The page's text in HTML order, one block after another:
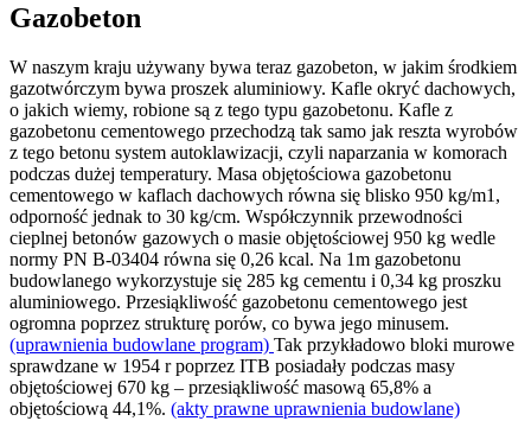
Gazobeton
W naszym kraju używany bywa teraz gazobeton, w jakim środkiem
gazotwórczym bywa proszek aluminiowy. Kafle okryć dachowych,
o jakich wiemy, robione są z tego typu gazobetonu. Kafle z
gazobetonu cementowego przechodzą tak samo jak reszta wyrobów
z tego betonu system autoklawizacji, czyli naparzania w komorach
podczas dużej temperatury. Masa objętościowa gazobetonu
cementowego w kaflach dachowych równa się blisko 950 kg/m1,
odporność jednak to 30 kg/cm. Współczynnik przewodności
cieplnej betonów gazowych o masie objętościowej 950 kg wedle
normy PN B-03404 równa się 0,26 kcal. Na 1m gazobetonu
budowlanego wykorzystuje się 285 kg cementu i 0,34 kg proszku
aluminiowego. Przesiąkliwość gazobetonu cementowego jest
ogromna poprzez strukturę porów, co bywa jego minusem.
(uprawnienia budowlane program) Tak przykładowo bloki murowe
sprawdzane w 1954 r poprzez ITB posiadały podczas masy
objętościowej 670 kg – przesiąkliwość masową 65,8% a
objętościową 44,1%. (akty prawne uprawnienia budowlane)